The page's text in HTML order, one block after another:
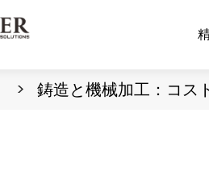
鋳造と機械加工：コス